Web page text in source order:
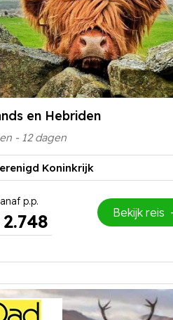
en Hebriden
- 12 dagen
Koninkrijk
2.748 Bekijk reis